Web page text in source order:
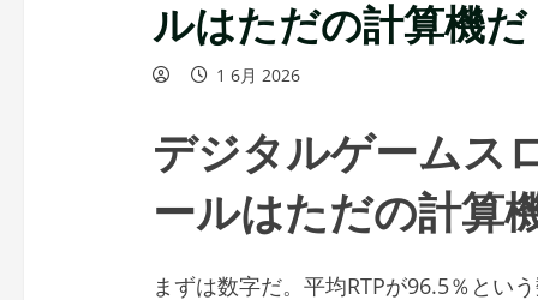
ルはただの計算機だ
1 6月 2026
デジタルゲームス
ールはただの計算
まずは数字だ。平均RTPが96.5％とい